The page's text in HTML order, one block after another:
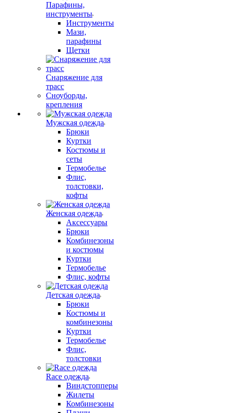
Парафины,
инструменты
Инструменты
Мази,
парафины
Щетки
Снаряжение для
трасс
Сноуборды,
крепления
Мужская одежда
Брюки
Куртки
Костюмы и
сеты
Термобелье
Флис,
толстовки,
кофты
Женская одежда
Аксессуары
Брюки
Комбинезоны
и костюмы
Куртки
Термобелье
Флис, кофты
Детская одежда
Брюки
Костюмы и
комбинезоны
Куртки
Термобелье
Флис,
толстовки
Race одежда
Виндстопперы
Жилеты
Комбинезоны